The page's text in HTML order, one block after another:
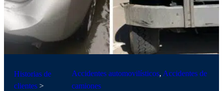
Historias de
clientes >
Accidentes automovilísticos, Accidentes de
camiones